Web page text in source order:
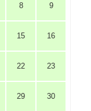
8 9
15 16
22 23
29 30